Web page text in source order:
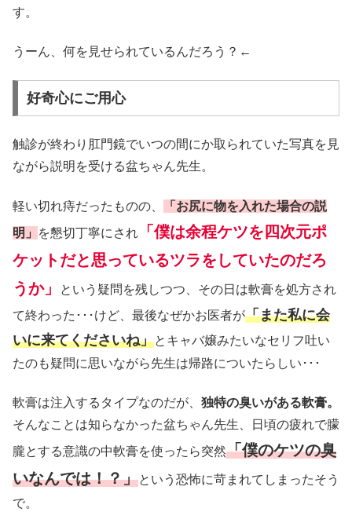
す。
うーん、何を見せられているんだろう？←
好奇心にご用心
触診が終わり肛門鏡でいつの間にか取られていた写真を見
ながら説明を受ける盆ちゃん先生。
軽い切れ痔だったものの、
「お尻に物を入れた場合の説
明」
を懇切丁寧にされ
「僕は余程ケツを四次元ポ
ケットだと思っているツラをしていたのだろ
うか」
という疑問を残しつつ、その日は軟膏を処方され
て終わった･･･けど、最後なぜかお医者が「また私に会
いに来てくださいね」とキャバ嬢みたいなセリフ吐い
たのも疑問に思いながら先生は帰路についたらしい･･･
軟膏は注入するタイプなのだが、 独特の臭いがある軟膏。
そんなことは知らなかった盆ちゃん先生、日頃の疲れで朦
朧とする意識の中軟膏を使ったら突然「僕のケツの臭
いなんでは！？」という恐怖に苛まれてしまったそう
で。